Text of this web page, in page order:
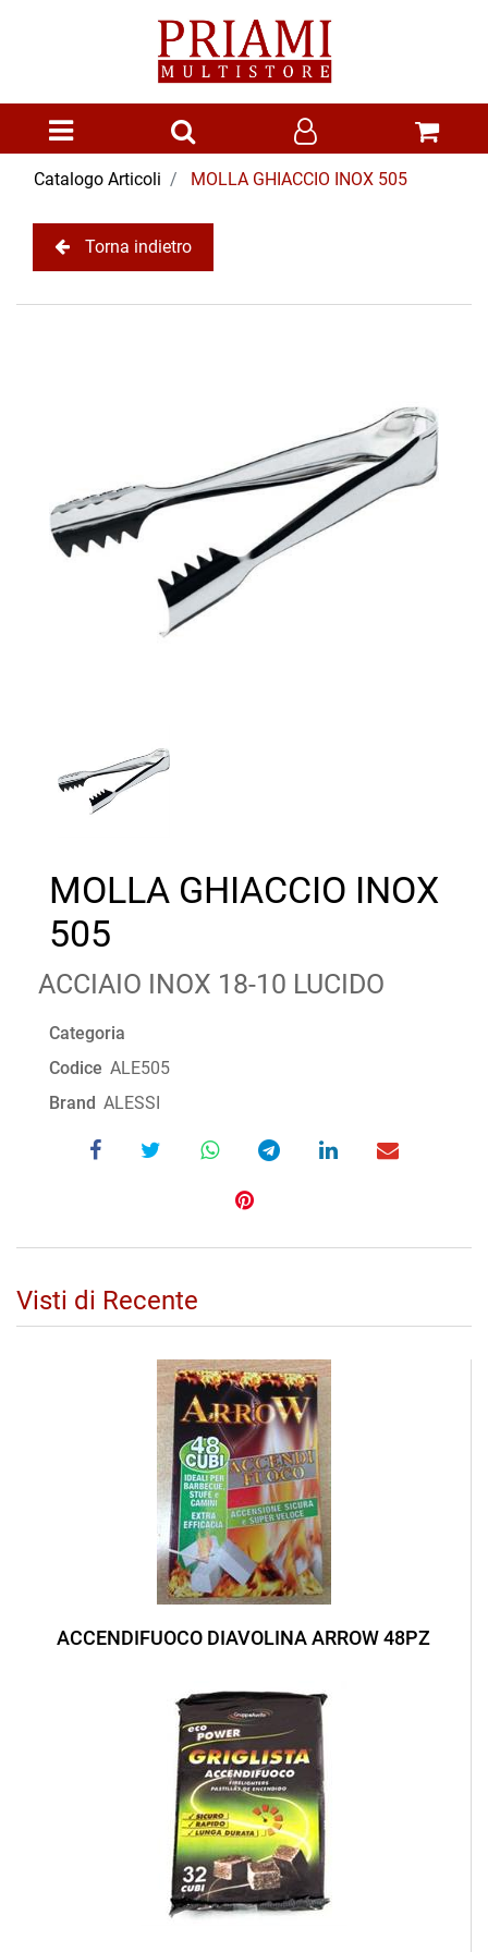
Open menu
Catalogo Articoli MOLLA GHIACCIO INOX 505
Torna indietro
MOLLA GHIACCIO INOX
505
ACCIAIO INOX 18-10 LUCIDO
Categoria
Codice ALE505
Brand ALESSI
Visti di Recente
ACCENDIFUOCO DIAVOLINA ARROW 48PZ